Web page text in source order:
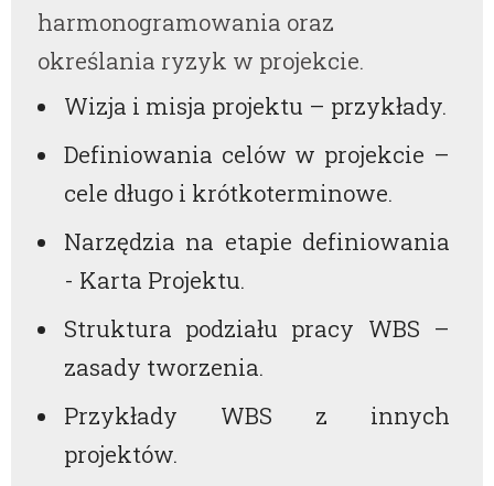
harmonogramowania oraz
określania ryzyk w projekcie.
Wizja i misja projektu – przykłady.
Definiowania celów w projekcie –
cele długo i krótkoterminowe.
Narzędzia na etapie definiowania
- Karta Projektu.
Struktura podziału pracy WBS –
zasady tworzenia.
Przykłady WBS z innych
projektów.